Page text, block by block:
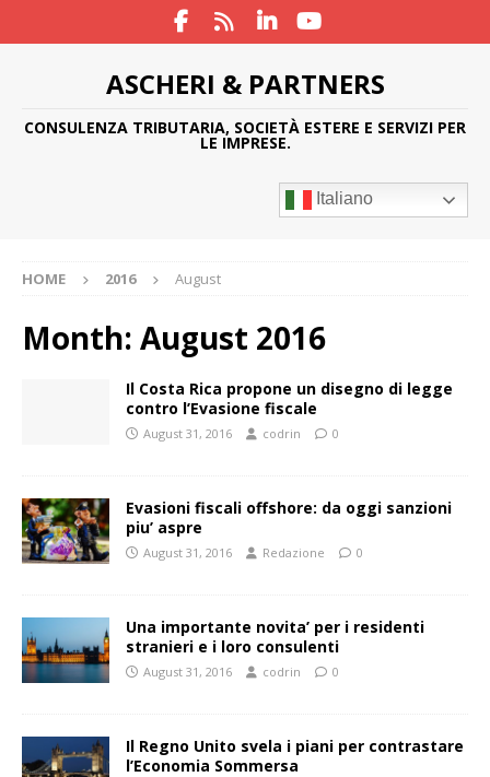
ASCHERI & PARTNERS
CONSULENZA TRIBUTARIA, SOCIETÀ ESTERE E SERVIZI PER
LE IMPRESE.
Italiano
HOME 2016 August
Month: August 2016
Il Costa Rica propone un disegno di legge
contro l’Evasione fiscale
August 31, 2016 codrin 0
Evasioni fiscali offshore: da oggi sanzioni
piu’ aspre
August 31, 2016 Redazione 0
Una importante novita’ per i residenti
stranieri e i loro consulenti
August 31, 2016 codrin 0
Il Regno Unito svela i piani per contrastare
l’Economia Sommersa